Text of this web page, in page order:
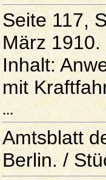
Seite 117,
März 1910.
Inhalt:
mit
...
Amtsblatt
Berlin. /